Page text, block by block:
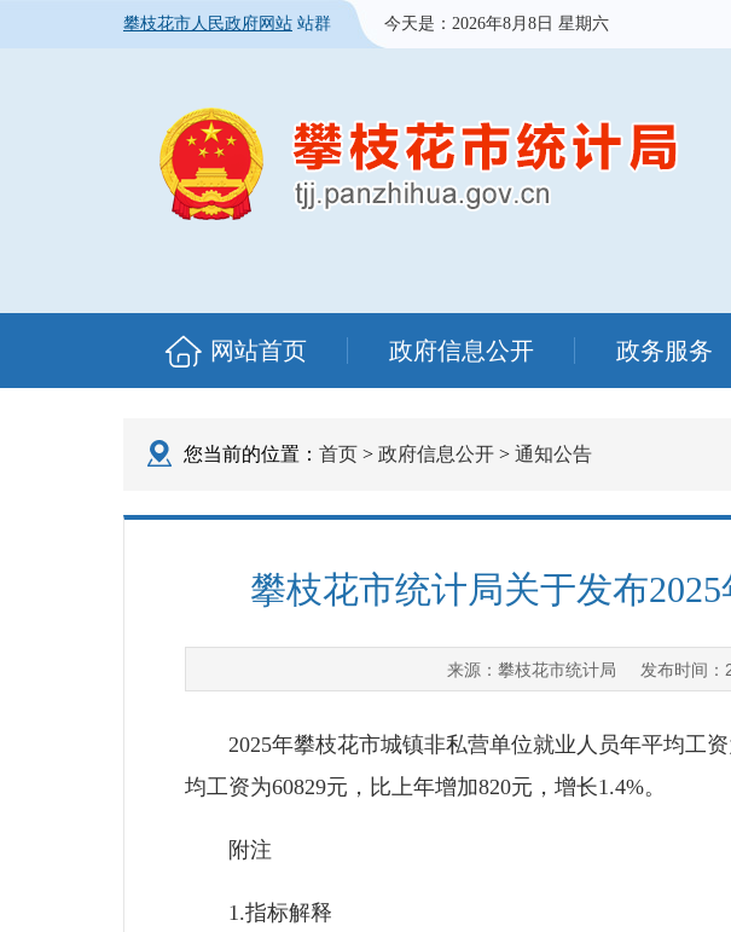
攀枝花市人民政府网站 站群 今天是： 2026年8月8日 星期六
网站首页 政府信息公开 政务服务
您当前的位置： 首页 > 政府信息公开 > 通知公告
攀枝花市统计局关于发布
来源： 攀枝花市统计局 发布时间：
2025年攀枝花市城镇非私营单位就业人员年平均工资
均工资为60829元，比上年增加820元，增长1.4%。
附注
1.指标解释